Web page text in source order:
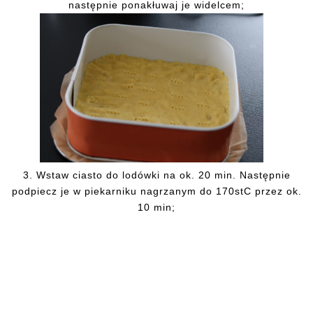
następnie ponakłuwaj je widelcem;
3. Wstaw ciasto do lodówki na ok. 20 min. Następnie
podpiecz je w piekarniku nagrzanym do 170stC przez ok.
10 min;